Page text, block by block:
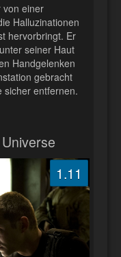
von einer
Halluzinationen
hervorbringt. Er
seiner Haut
Handgelenken
gebracht
sicher entfernen.
1.11